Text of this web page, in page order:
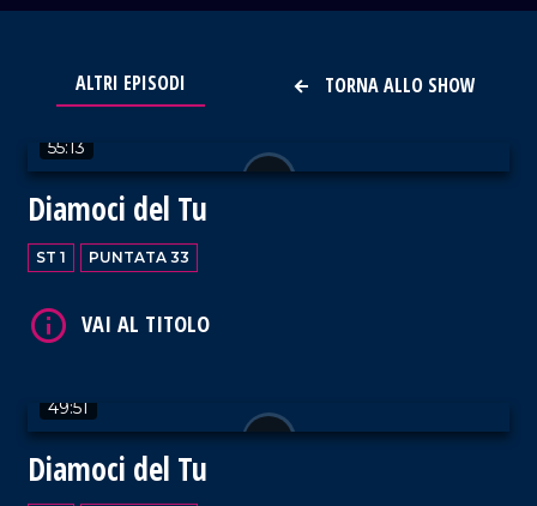
TORNA ALLO SHOW
ALTRI EPISODI
55:13
Diamoci del Tu
ST 1 PUNTATA 33
VAI AL TITOLO
49:51
Diamoci del Tu